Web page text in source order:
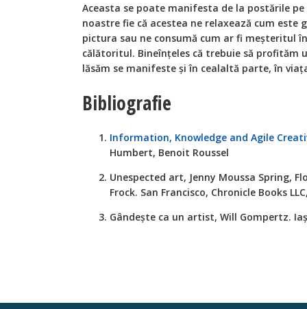
Aceasta se poate manifesta de la postările
noastre fie că acestea ne relaxează cum
pictura sau ne consumă cum ar fi meșteritul
călătoritul. Bineînțeles că trebuie să profităm
lăsăm se manifeste și în cealaltă parte, în
Bibliografie
Information, Knowledge and Agile
Humbert, Benoit Roussel
Unespected art, Jenny Moussa Spring,
Frock. San Francisco, Chronicle Books
Gândește ca un artist, Will Gompertz.